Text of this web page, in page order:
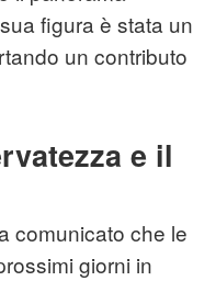
figura è stata un
un contributo
e il
comunicato che le
giorni in